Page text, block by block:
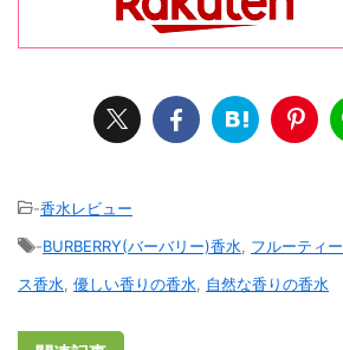
-香水レビュー
-BURBERRY(バーバリー)香水 フルーティー
ス香水 優しい香りの香水 自然な香りの香水